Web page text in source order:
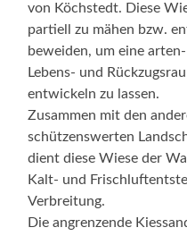
von Köchstedt. Diese
partiell zu mähen bzw.
beweiden, um eine
Lebens- und
entwickeln zu lassen.
Zusammen mit den
schützenswerten
dient diese Wiese der
Kalt- und
Verbreitung.
Die angrenzende